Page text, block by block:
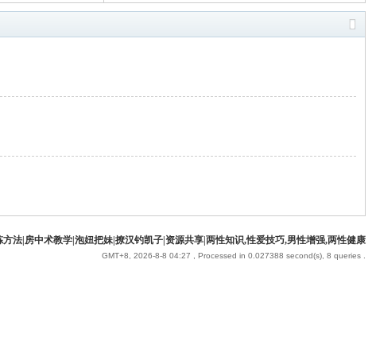
法|房中术教学|泡妞把妹|撩汉钓凯子|资源共享|两性知识,性爱技巧,男性增强,两性健康
GMT+8, 2026-8-8 04:27 , Processed in 0.027388 second(s), 8 queries .